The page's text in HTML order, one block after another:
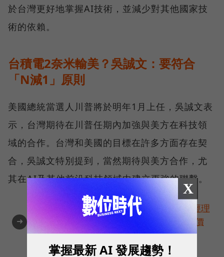
於台灣更好地掌握AI技術，並減少對其他國家技
術的依賴。
台積電2奈米輸美？吳誠文：要符合
「N減1」原則
美國總統當選人川普將於明年1月上任，吳誠文表
示，台灣期待在川普任期內加強與美方在科技領
域的合作。台灣和美國的目標在許多方面存在契
合，吳誠文特別提到，當然期待與美方合作，尤
其在AI及其他前沿科技領域中建立更強的聯繫。
➜
角逐100 MVP盛典雙重榮耀！國際品牌X經理
人特別肯定，展現AI時代最具潛力的核心價
值
X
掌握最新 AI 發展趨勢！